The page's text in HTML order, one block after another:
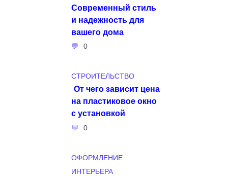
Современный стиль
и надежность для
вашего дома
0
СТРОИТЕЛЬСТВО
От чего зависит цена
на пластиковое окно
с установкой
0
ОФОРМЛЕНИЕ
ИНТЕРЬЕРА